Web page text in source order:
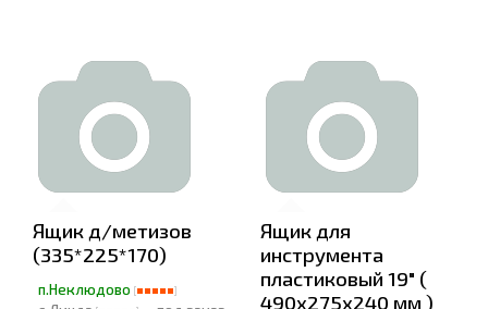
Ящик д/метизов
(335*225*170)
п.Неклюдово
Ящик для
инструмента
пластиковый 19" (
490х275х240 мм )